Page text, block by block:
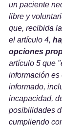
un paciente
libre y
que, recibida
el artículo 4,
opciones
artículo 5 que
información es
informado,
incapacidad,
posibilidades
cumpliendo